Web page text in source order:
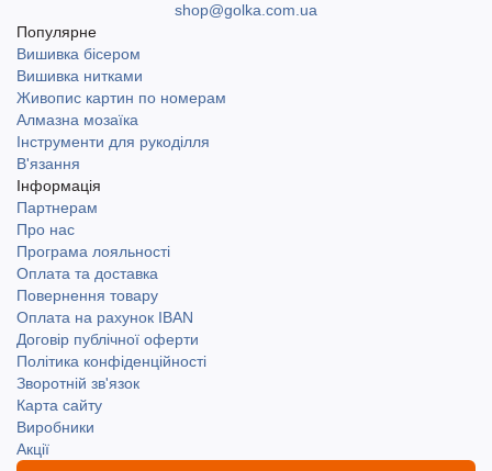
shop@golka.com.ua
Популярне
Вишивка бісером
Вишивка нитками
Живопис картин по номерам
Алмазна мозаїка
Інструменти для рукоділля
В'язання
Інформація
Партнерам
Про нас
Програма лояльності
Оплата та доставка
Повернення товару
Оплата на рахунок IBAN
Договір публічної оферти
Політика конфіденційності
Зворотній зв'язок
Карта сайту
Виробники
Акції